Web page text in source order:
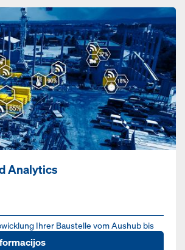
Analytics
Ihrer Baustelle vom Aushub bis
alle Gewerke.